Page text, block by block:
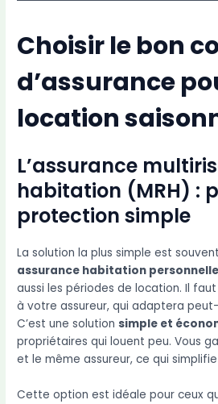
Choisir le bon
d’assurance
location
L’assurance
habitation (MRH) :
protection simple
La solution la plus simple est
assurance habitation personnelle
aussi les périodes de location. Il
à votre assureur, qui adaptera
C’est une solutionsimple et
propriétaires qui louent peu. Vous
et le même assureur, ce qui
Cette option est idéale pour ceux